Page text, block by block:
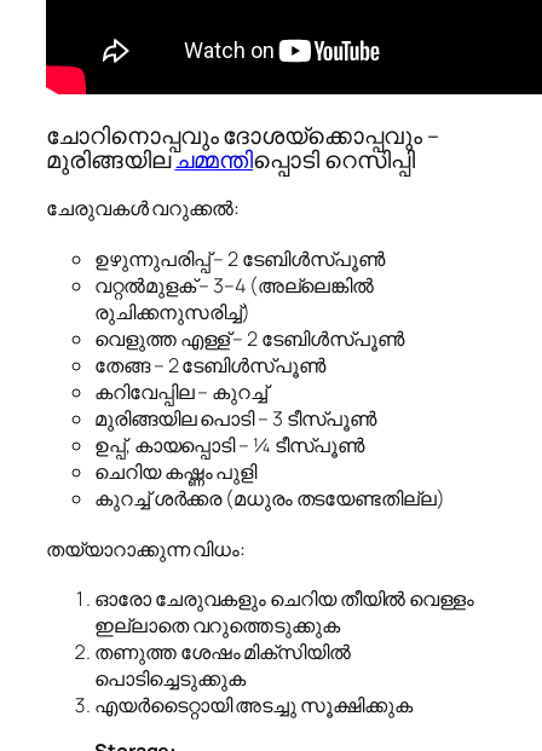
ചോറിനൊപ്പവും ദോശയ്‌ക്കൊപ്പവും –
മുരിങ്ങയിലചമ്മന്തിപ്പൊടി റെസിപ്പി
ചേരുവകൾ വറുക്കൽ:
ഉഴുന്നുപരിപ്പ് – 2 ടേബിള്‍സ്പൂൺ
വറ്റൽമുളക് – 3–4 (അല്ലെങ്കിൽ
രുചിക്കനുസരിച്ച്)
വെളുത്ത എള്ള് – 2 ടേബിൾസ്പൂൺ
തേങ്ങ – 2 ടേബിൾസ്പൂൺ
കറിവേപ്പില – കുറച്ച്
മുരിങ്ങയില പൊടി – 3 ടീസ്പൂൺ
ഉപ്പ്, കായപ്പൊടി – ¼ ടീസ്പൂൺ
ചെറിയ കഷ്ണം പുളി
കുറച്ച് ശർക്കര (മധുരം തടയേണ്ടതില്ല)
തയ്യാറാക്കുന്ന വിധം:
ഓരോ ചേരുവകളും ചെറിയ തീയിൽ വെള്ളം
ഇല്ലാതെ വറുത്തെടുക്കുക
തണുത്ത ശേഷം മിക്സിയിൽ
പൊടിച്ചെടുക്കുക
എയർടൈറ്റായി അടച്ചു സൂക്ഷിക്കുക